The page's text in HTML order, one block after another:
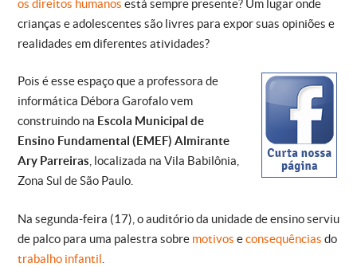
os direitos humanos está sempre presente? Um lugar onde
crianças e adolescentes são livres para expor suas opiniões e
realidades em diferentes atividades?
Pois é esse espaço que a professora de
informática Débora Garofalo vem
construindo na Escola Municipal de
Ensino Fundamental (EMEF) Almirante
Ary Parreiras, localizada na Vila Babilônia,
Zona Sul de São Paulo.
Na segunda-feira (17), o auditório da unidade de ensino serviu
de palco para uma palestra sobre motivos econsequências do
trabalho infantil